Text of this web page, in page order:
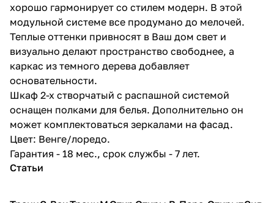
хорошо гармонирует со стилем модерн. В этой
модульной системе все продумано до мелочей.
Теплые оттенки привносят в Ваш дом свет и
визуально делают пространство свободнее, а
каркас из темного дерева добавляет
основательности.
Шкаф 2-х створчатый с распашной системой
оснащен полками для белья. Дополнительно он
может комплектоваться зеркалами на фасад.
Цвет: Венге/лоредо.
Гарантия - 18 мес., срок службы - 7 лет.
Статьи